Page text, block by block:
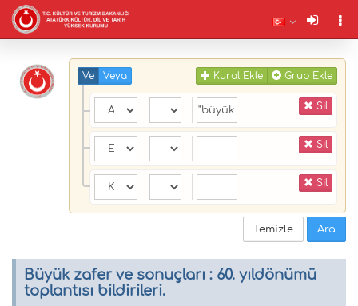
Kural Ekle Grup Ekle
Ve Veya
Sil
Sil
Sil
Temizle Ara
Büyük zafer ve sonuçları : 60. yıldönümü
toplantısı bildirileri.